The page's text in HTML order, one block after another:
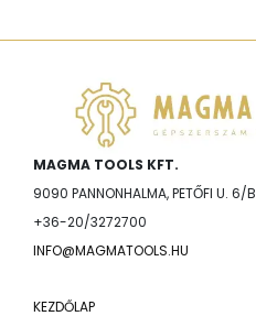
MAGMA TOOLS KFT.
9090 PANNONHALMA, PETŐFI U. 6/B
+36-20/3272700
INFO@MAGMATOOLS.HU
KEZDŐLAP